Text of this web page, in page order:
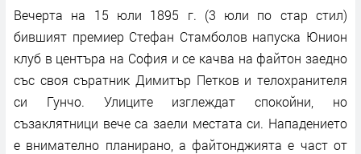
Вечерта на 15 юли 1895 г. (3 юли по стар стил)
бившият премиер Стефан Стамболов напуска Юнион
клуб в центъра на София и се качва на файтон заедно
със своя съратник Димитър Петков и телохранителя
си Гунчо. Улиците изглеждат спокойни, но
съзаклятници вече са заели местата си. Нападението
е внимателно планирано, а файтонджията е част от